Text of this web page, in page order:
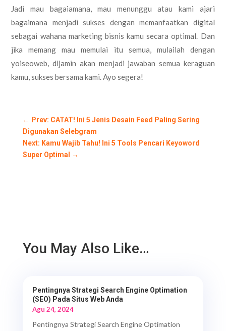
Jadi mau bagaiamana, mau menunggu atau kami ajari
bagaimana menjadi sukses dengan memanfaatkan digital
sebagai wahana marketing bisnis kamu secara optimal. Dan
jika memang mau memulai itu semua, mulailah dengan
yoiseoweb, dijamin akan menjadi jawaban semua keraguan
kamu, sukses bersama kami. Ayo segera!
← Prev: CATAT! Ini 5 Jenis Desain Feed Paling Sering
Digunakan Selebgram
Next: Kamu Wajib Tahu! Ini 5 Tools Pencari Keyoword
Super Optimal
→
You May Also Like…
Pentingnya Strategi Search Engine Optimation
(SEO) Pada Situs Web Anda
Agu 24, 2024
Pentingnya Strategi Search Engine Optimation